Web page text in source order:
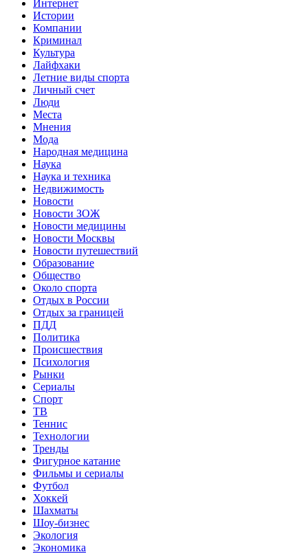
Интернет
Истории
Компании
Криминал
Культура
Лайфхаки
Летние виды спорта
Личный счет
Люди
Места
Мнения
Мода
Народная медицина
Наука
Наука и техника
Недвижимость
Новости
Новости ЗОЖ
Новости медицины
Новости Москвы
Новости путешествий
Образование
Общество
Около спорта
Отдых в России
Отдых за границей
ПДД
Политика
Происшествия
Психология
Рынки
Сериалы
Спорт
ТВ
Теннис
Технологии
Тренды
Фигурное катание
Фильмы и сериалы
Футбол
Хоккей
Шахматы
Шоу-бизнес
Экология
Экономика